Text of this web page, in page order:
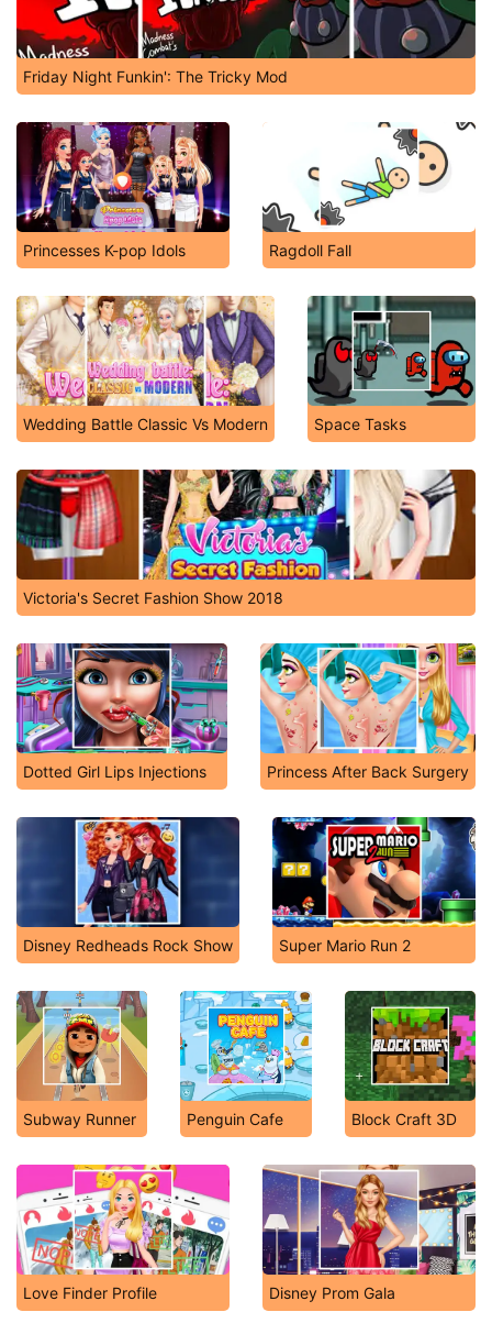
Friday Night Funkin': The Tricky Mod
Princesses K-pop Idols Ragdoll Fall
Wedding Battle Classic Vs Modern Space Tasks
Victoria's Secret Fashion Show 2018
Dotted Girl Lips Injections Princess After Back Surgery
Disney Redheads Rock Show Super Mario Run 2
Subway Runner Penguin Cafe Block Craft 3D
Love Finder Profile Disney Prom Gala